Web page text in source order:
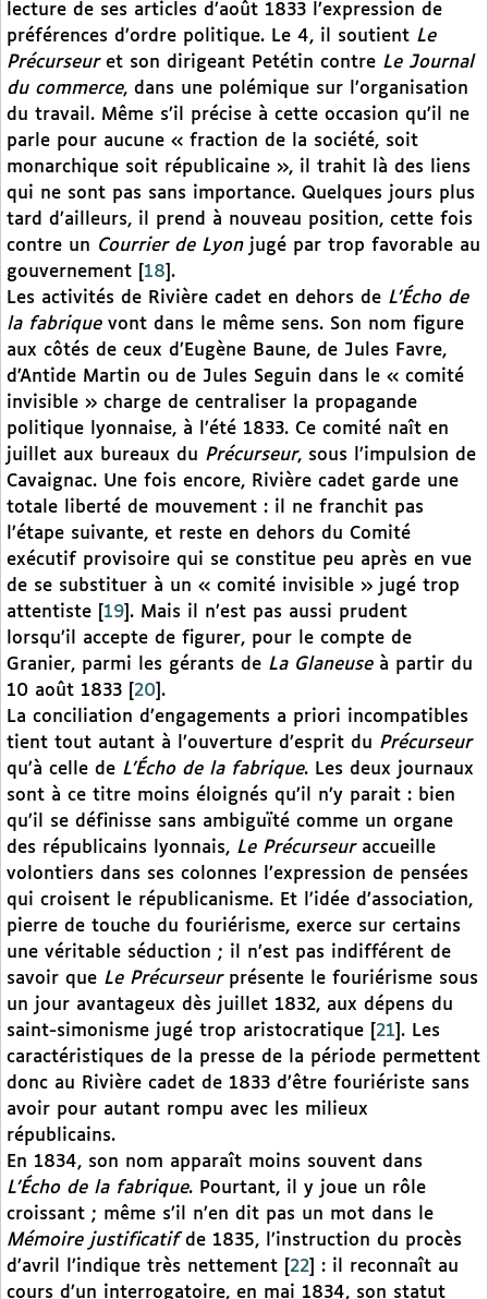
lecture de ses articles d’août 1833 l’expression de
préférences d’ordre politique. Le 4, il soutient Le
Précurseuret son dirigeant Petétin contre Le Journal
du commerce, dans une polémique sur l’organisation
du travail. Même s’il précise à cette occasion qu’il ne
parle pour aucune « fraction de la société, soit
monarchique soit républicaine », il trahit là des liens
qui ne sont pas sans importance. Quelques jours plus
tard d’ailleurs, il prend à nouveau position, cette fois
contre un Courrier de Lyonjugé par trop favorable au
gouvernement
18 .
Les activités de Rivière cadet en dehors de L’Écho de
la fabriquevont dans le même sens. Son nom figure
aux côtés de ceux d’Eugène Baune, de Jules Favre,
d’Antide Martin ou de Jules Seguin dans le « comité
invisible » charge de centraliser la propagande
politique lyonnaise, à l’été 1833. Ce comité naît en
juillet aux bureaux du Précurseur, sous l’impulsion de
Cavaignac. Une fois encore, Rivière cadet garde une
totale liberté de mouvement : il ne franchit pas
l’étape suivante, et reste en dehors du Comité
exécutif provisoire qui se constitue peu après en vue
de se substituer à un « comité invisible » jugé trop
attentiste
19 . Mais il n’est pas aussi prudent
lorsqu’il accepte de figurer, pour le compte de
Granier, parmi les gérants de La Glaneuseà partir du
10 août 1833
20 .
La conciliation d’engagements a priori incompatibles
tient tout autant à l’ouverture d’esprit du Précurseur
qu’à celle de L’Écho de la fabrique. Les deux journaux
sont à ce titre moins éloignés qu’il n’y parait : bien
qu’il se définisse sans ambiguïté comme un organe
des républicains lyonnais, Le Précurseuraccueille
volontiers dans ses colonnes l’expression de pensées
qui croisent le républicanisme. Et l’idée d’association,
pierre de touche du fouriérisme, exerce sur certains
une véritable séduction ; il n’est pas indifférent de
savoir que Le Précurseurprésente le fouriérisme sous
un jour avantageux dès juillet 1832, aux dépens du
saint-simonisme jugé trop aristocratique
21 . Les
caractéristiques de la presse de la période permettent
donc au Rivière cadet de 1833 d’être fouriériste sans
avoir pour autant rompu avec les milieux
républicains.
En 1834, son nom apparaît moins souvent dans
L’Écho de la fabrique. Pourtant, il y joue un rôle
croissant ; même s’il n’en dit pas un mot dans le
Mémoire justificatifde 1835, l’instruction du procès
d’avril l’indique très nettement
22
: il reconnaît au
cours d’un interrogatoire, en mai 1834, son statut